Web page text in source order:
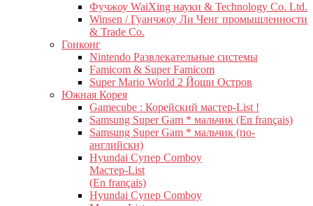
Фучжоу WaiXing науки & Technology Co. Ltd.
Winsen / Гуанчжоу Ли Ченг промышленности
& Trade Co.
Гонконг
Nintendo Развлекательные системы
Famicom & Super Famicom
Super Mario World 2 Йоши Остров
Южная Корея
Gamecube : Корейский мастер-List !
Samsung Super Gam * мальчик (En français)
Samsung Super Gam * мальчик (по-
английски)
Hyundai Супер Comboy
Мастер-List
(En français)
Hyundai Супер Comboy